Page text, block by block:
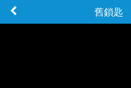
舊鎖匙